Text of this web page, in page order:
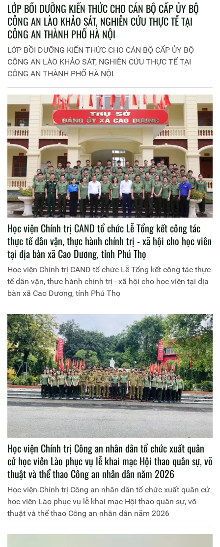
LỚP BỒI DƯỠNG KIẾN THỨC CHO CÁN BỘ CẤP ỦY BỘ
CÔNG AN LÀO KHẢO SÁT, NGHIÊN CỨU THỰC TẾ TẠI
CÔNG AN THÀNH PHỐ HÀ NỘI
LỚP BỒI DƯỠNG KIẾN THỨC CHO CÁN BỘ CẤP ỦY BỘ
CÔNG AN LÀO KHẢO SÁT, NGHIÊN CỨU THỰC TẾ TẠI
CÔNG AN THÀNH PHỐ HÀ NỘI
Học viện Chính trị CAND tổ chức Lễ Tổng kết công tác
thực tế dân vận, thực hành chính trị - xã hội cho học viên
tại địa bàn xã Cao Dương, tỉnh Phú Thọ
Học viện Chính trị CAND tổ chức Lễ Tổng kết công tác thực
tế dân vận, thực hành chính trị - xã hội cho học viên tại địa
bàn xã Cao Dương, tỉnh Phú Thọ
Học viện Chính trị Công an nhân dân tổ chức xuất quân
cử học viên Lào phục vụ lễ khai mạc Hội thao quân sự, võ
thuật và thể thao Công an nhân dân năm 2026
Học viện Chính trị Công an nhân dân tổ chức xuất quân cử
học viên Lào phục vụ lễ khai mạc Hội thao quân sự, võ
thuật và thể thao Công an nhân dân năm 2026